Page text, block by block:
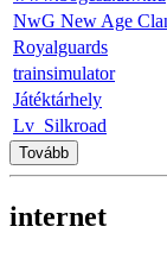
NwG New Age
Royalguards
trainsimulator
Játéktárhely
Lv_Silkroad
Tovább
internet